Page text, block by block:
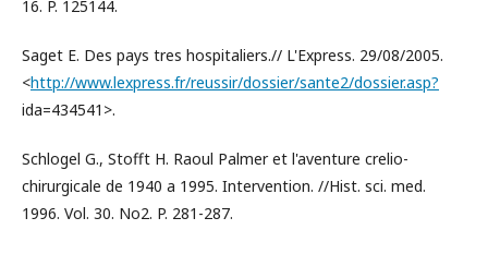
16. P. 125144.
Saget E. Des pays tres hospitaliers.// L'Express. 29/08/2005.
<http://www.lexpress.fr/reussir/dossier/sante2/dossier.asp?
ida=434541>.
Schlogel G., Stofft H. Raoul Palmer et l'aventure crelio-
chirurgicale de 1940 a 1995. Intervention. //Hist. sci. med.
1996. Vol. 30. No2. P. 281-287.